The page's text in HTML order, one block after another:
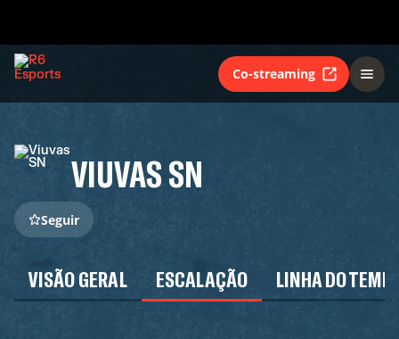
Co-streaming
VIUVAS SN
Seguir
VISÃO GERAL ESCALAÇÃO LINHA DO